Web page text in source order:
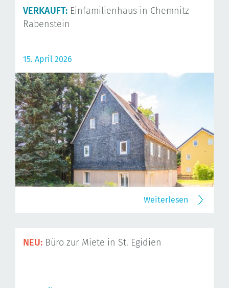
VERKAUFT: Einfamilienhaus in Chemnitz-
Rabenstein
15. April 2026
Weiterlesen
NEU: Büro zur Miete in St. Egidien